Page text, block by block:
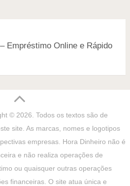
Empréstimo Online e Rápido
© 2026. Todos os textos são de
site. As marcas, nomes e logotipos
empresas. Hora Dinheiro não é
e não realiza operações de
ou quaisquer outras operações
financeiras. O site atua única e